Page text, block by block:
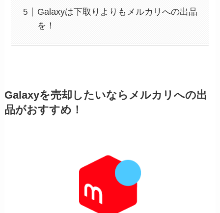
Galaxyは下取りよりもメルカリへの出品
を！
Galaxyを売却したいならメルカリへの出
品がおすすめ！